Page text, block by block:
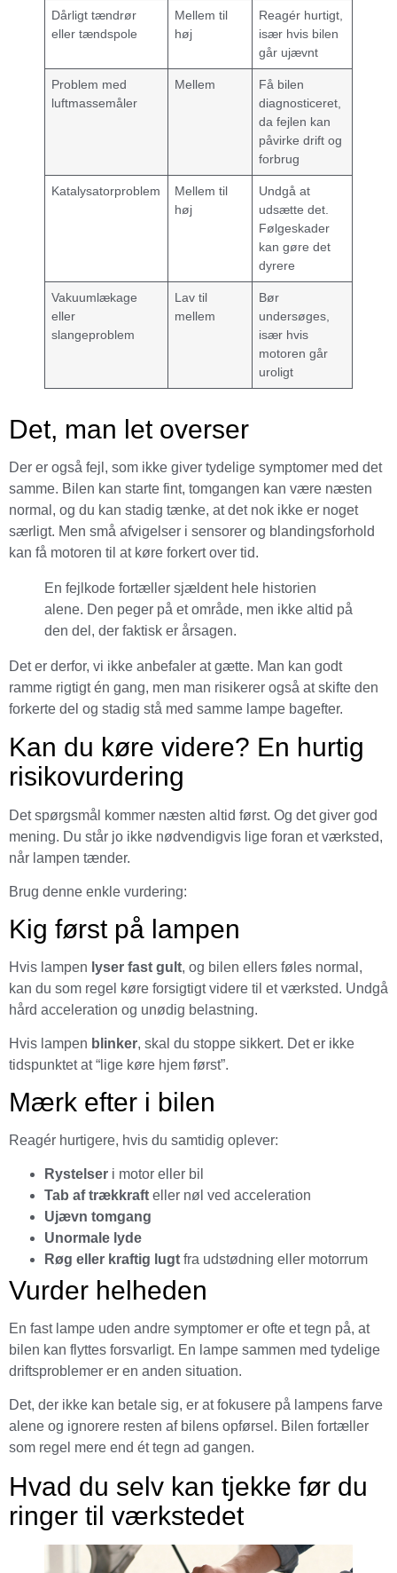
Dårligt tændrør
eller tændspole
Mellem til
høj
Reagér hurtigt,
især hvis bilen
går ujævnt
Problem med
luftmassemåler
Mellem
Få bilen
diagnosticeret,
da fejlen kan
påvirke drift og
forbrug
Katalysatorproblem
Mellem til
høj
Undgå at
udsætte det.
Følgeskader
kan gøre det
dyrere
Vakuumlækage
eller
slangeproblem
Lav til
mellem
Bør
undersøges,
især hvis
motoren går
uroligt
Det, man let overser
Der er også fejl, som ikke giver tydelige symptomer med det
samme. Bilen kan starte fint, tomgangen kan være næsten
normal, og du kan stadig tænke, at det nok ikke er noget
særligt. Men små afvigelser i sensorer og blandingsforhold
kan få motoren til at køre forkert over tid.
En fejlkode fortæller sjældent hele historien
alene. Den peger på et område, men ikke altid på
den del, der faktisk er årsagen.
Det er derfor, vi ikke anbefaler at gætte. Man kan godt
ramme rigtigt én gang, men man risikerer også at skifte den
forkerte del og stadig stå med samme lampe bagefter.
Kan du køre videre? En hurtig
risikovurdering
Det spørgsmål kommer næsten altid først. Og det giver god
mening. Du står jo ikke nødvendigvis lige foran et værksted,
når lampen tænder.
Brug denne enkle vurdering:
Kig først på lampen
Hvis lampen lyser fast gult, og bilen ellers føles normal,
kan du som regel køre forsigtigt videre til et værksted. Undgå
hård acceleration og unødig belastning.
Hvis lampen blinker, skal du stoppe sikkert. Det er ikke
tidspunktet at “lige køre hjem først”.
Mærk efter i bilen
Reagér hurtigere, hvis du samtidig oplever:
Rystelser i motor eller bil
Tab af trækkraft eller nøl ved acceleration
Ujævn tomgang
Unormale lyde
Røg eller kraftig lugt fra udstødning eller motorrum
Vurder helheden
En fast lampe uden andre symptomer er ofte et tegn på, at
bilen kan flyttes forsvarligt. En lampe sammen med tydelige
driftsproblemer er en anden situation.
Det, der ikke kan betale sig, er at fokusere på lampens farve
alene og ignorere resten af bilens opførsel. Bilen fortæller
som regel mere end ét tegn ad gangen.
Hvad du selv kan tjekke før du
ringer til værkstedet